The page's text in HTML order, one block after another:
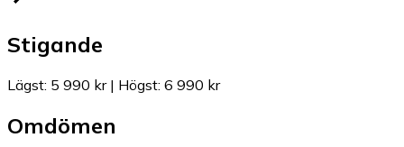
Stigande
Lägst: 5 990 kr| Högst: 6 990 kr
Omdömen